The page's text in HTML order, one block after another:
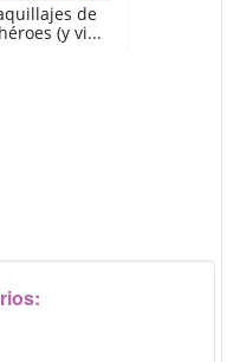
de
(y vi...